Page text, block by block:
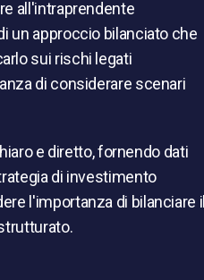
all'intraprendente
un approccio bilanciato che
sui rischi legati
di considerare scenari
e diretto, fornendo dati
di investimento
l'importanza di bilanciare il